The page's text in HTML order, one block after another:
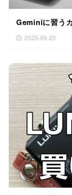
Geminiに習う
2025-09-20